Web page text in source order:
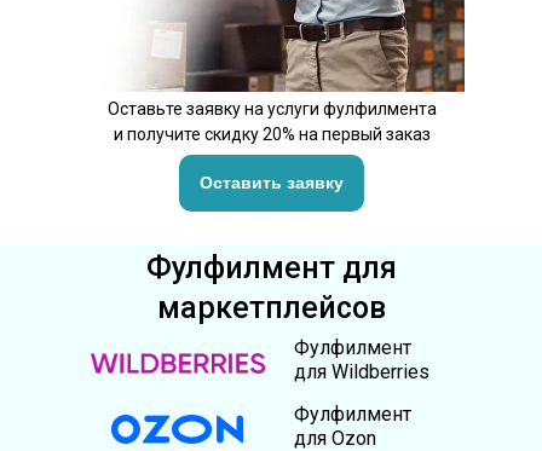
Оставьте заявку на услуги фулфилмента
и получите скидку 20% на первый заказ
Оставить заявку
Фулфилмент
для Wildberries
Фулфилмент
для Ozon
Фулфилмент для
маркетплейсов